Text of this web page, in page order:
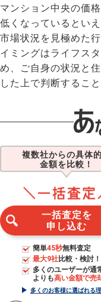
マンション中央の価
低くなっているといえ
市場状況を見極めた
イミングはライフス
め、ご自身の状況と
した上で判断するこ
複数社からの具体
金額を比較！
一括査定を
申し込む
簡単45秒無料査定
最大9社比較・検討！
多くのユーザーが通
よりも高い金額で売
多くのお客様に選ばれる